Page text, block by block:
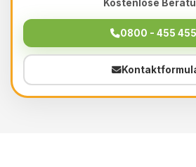
Kostenlose
0800 - 455